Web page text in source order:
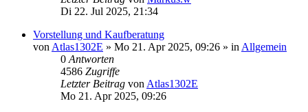
Di 22. Jul 2025, 21:34
Vorstellung und Kaufberatung
von Atlas1302E » Mo 21. Apr 2025, 09:26 » in Allgemein
0 Antworten
4586 Zugriffe
Letzter Beitrag von Atlas1302E
Mo 21. Apr 2025, 09:26